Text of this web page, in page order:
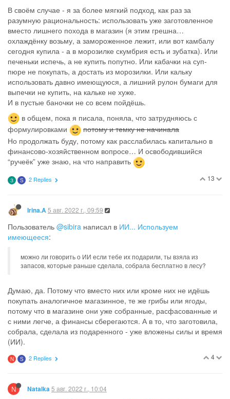
В своём случае - я за более мягкий подход, как раз за
разумную рациональность: использовать уже заготовленное
вместо лишнего похода в магазин (я этим грешна…
охлаждёнку возьму, а замороженное лежит, или вот камбалу
сегодня купила - а в морозилке скумбрия есть и зубатка). Или
печеньки испечь, а не купить попутно. Или кабачки на суп-
пюре не покупать, а достать из морозилки. Или кальку
использовать давно имеющуюся, а лишний рулон бумаги для
выпечки не купить, на кальке не хуже.
И в пустые баночки не со всем пойдёшь.
в общем, пока я писала, поняла, что затрудняюсь с
формулировками
потому и темку не начинала
Но продолжать буду, потому как расслабилась капитально в
финансово-хозяйственном вопросе… И освободившийся
“ручеёк” уже знаю, на что направить
13
З S 2 Replies
Irina.A5 авг. 2022 г., 09:59
Пользователь @sibira написал в ИИ... Используем
имеющееся:
можно ли говорить о ИИ если тебе их подарили, ты взяла из
запасов, которые раньше сделала, собрала бесплатно в лесу?
Думаю, да. Потому что вместо них или кроме них не идёшь
покупать аналогичное магазинное, те же грибы или ягоды,
потому что в магазине они уже собранные, расфасованные и
с ними легче, а финансы сберегаются. А в то, что заготовила,
собрала, сделала из подаренного - уже вложены силы и время
(ИИ).
4
N S 2 Replies
N Natalka 5 авг. 2022 г., 10:04